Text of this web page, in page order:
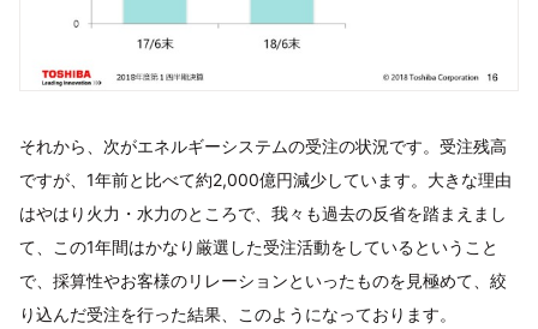
それから、次がエネルギーシステムの受注の状況です。受注残高
ですが、1年前と比べて約2,000億円減少しています。大きな理由
はやはり火力・水力のところで、我々も過去の反省を踏まえまし
て、この1年間はかなり厳選した受注活動をしているということ
で、採算性やお客様のリレーションといったものを見極めて、絞
り込んだ受注を行った結果、このようになっております。